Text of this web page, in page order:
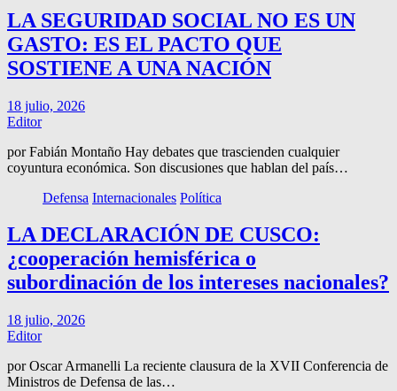
LA SEGURIDAD SOCIAL NO ES UN
GASTO: ES EL PACTO QUE
SOSTIENE A UNA NACIÓN
18 julio, 2026
Editor
por Fabián Montaño Hay debates que trascienden cualquier
coyuntura económica. Son discusiones que hablan del país…
Defensa Internacionales Política
LA DECLARACIÓN DE CUSCO:
¿cooperación hemisférica o
subordinación de los intereses nacionales?
18 julio, 2026
Editor
por Oscar Armanelli La reciente clausura de la XVII Conferencia de
Ministros de Defensa de las…